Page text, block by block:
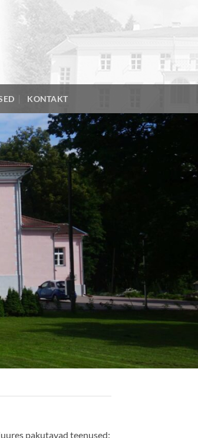
KONTAKT
pakutavad teenused: